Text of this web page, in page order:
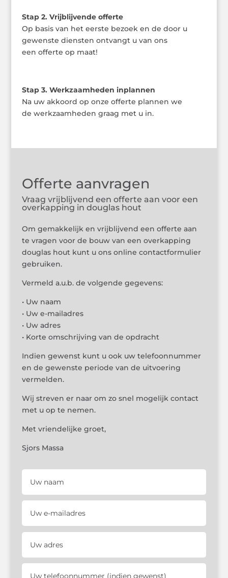
Stap 2. Vrijblijvende offerte
Op basis van het eerste bezoek en de door u
gewenste diensten ontvangt u van ons
een offerte op maat!
Stap 3. Werkzaamheden inplannen
Na uw akkoord op onze offerte plannen we
de werkzaamheden graag met u in.
Offerte aanvragen
Vraag vrijblijvend een offerte aan voor een
overkapping in douglas hout
Om gemakkelijk en vrijblijvend een offerte aan
te vragen voor de bouw van een overkapping
douglas hout kunt u ons online contactformulier
gebruiken.
Vermeld a.u.b. de volgende gegevens:
• Uw naam
• Uw e-mailadres
• Uw adres
• Korte omschrijving van de opdracht
Indien gewenst kunt u ook uw telefoonnummer
en de gewenste periode van de uitvoering
vermelden.
Wij streven er naar om zo snel mogelijk contact
met u op te nemen.
Met vriendelijke groet,
Sjors Massa